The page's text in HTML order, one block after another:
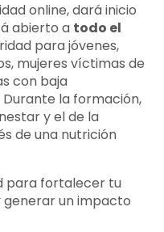
online, dará inicio
abierto a todo el
para jóvenes,
mujeres víctimas de
con baja
la formación,
y el de la
de una nutrición
para fortalecer tu
un impacto